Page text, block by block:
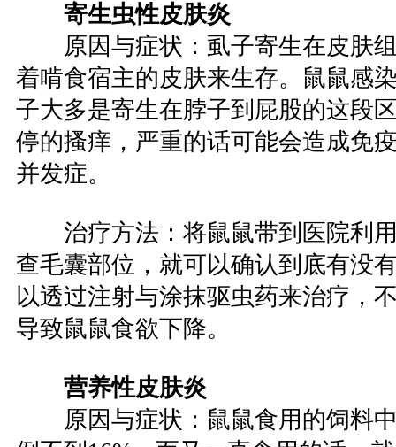
寄生虫性皮肤炎
原因与症状：虱子寄生在皮肤
着啃食宿主的皮肤来生存。鼠鼠感
子大多是寄生在脖子到屁股的这段
停的搔痒，严重的话可能会造成免
并发症。
治疗方法：将鼠鼠带到医院利
查毛囊部位，就可以确认到底有没
以透过注射与涂抹驱虫药来治疗，
导致鼠鼠食欲下降。
营养性皮肤炎
原因与症状：鼠鼠食用的饲料